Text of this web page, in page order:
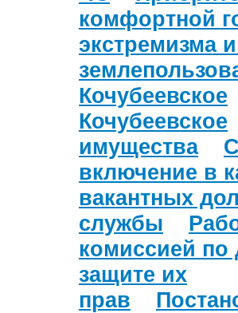
комфортной
экстремизма
Кочубеевское
Кочубеевское
имущества
включение в
вакантных
службы
комиссией по
защите их
прав